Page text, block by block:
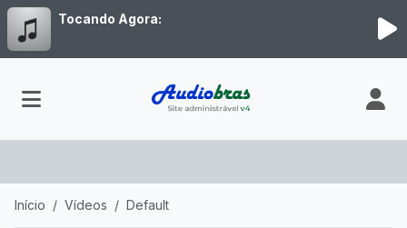
Tocando Agora:
Início Vídeos Default